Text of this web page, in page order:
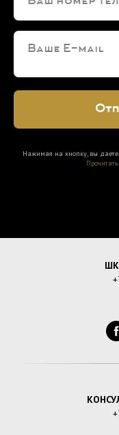
Нажимая на кнопку, вы даете